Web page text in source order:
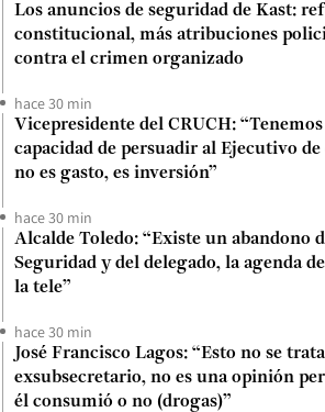
Los anuncios de seguridad de Kast:
constitucional, más atribuciones
contra el crimen organizado
hace 30 min
Vicepresidente del CRUCH:
capacidad de persuadir al Ejecutivo
no es gasto, es inversión”
hace 30 min
Alcalde Toledo: “Existe un abandono
Seguridad y del delegado, la agenda
la tele”
hace 30 min
José Francisco Lagos: “Esto no se
exsubsecretario, no es una opinión
él consumió o no (drogas)”